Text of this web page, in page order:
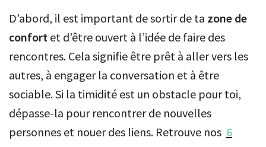
D’abord, il est important de sortir de ta zone de
confort et d’être ouvert à l’idée de faire des
rencontres. Cela signifie être prêt à aller vers les
autres, à engager la conversation et à être
sociable. Si la timidité est un obstacle pour toi,
dépasse-la pour rencontrer de nouvelles
personnes et nouer des liens. Retrouve nos 6